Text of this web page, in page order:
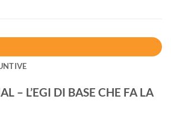
– L’EGI DI BASE CHE FA LA